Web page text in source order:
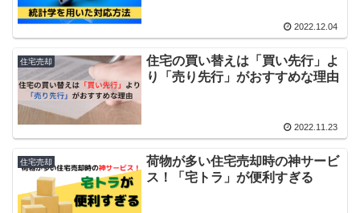
2022.12.04
住宅売却
住宅の買い替えは「買い先行」よ
り「売り先行」がおすすめな理由
2022.11.23
住宅売却
荷物が多い住宅売却時の神サービ
ス！「宅トラ」が便利すぎる